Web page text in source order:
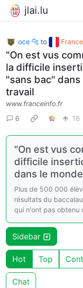
jlai.lu
oce 🐆 to France
"On est vus
la difficile
"sans bac"
travail
www.franceinfo.fr
6
18
"On est vus
difficile
dans le
Plus de 500 000
résultats du
qui n'ont pas obtenu
Sidebar
Hot Top
Chat